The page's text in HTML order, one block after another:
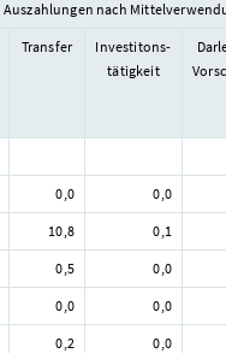
Auszahlungen nach
Transfer
Investitons-
tätigkeit
0,0 0,0
10,8 0,1
0,5 0,0
0,0 0,0
0,2 0,0